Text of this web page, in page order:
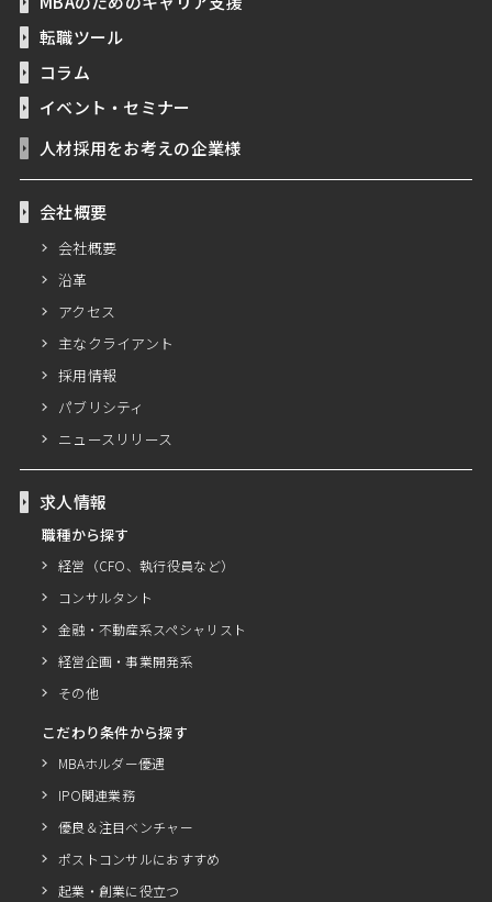
転職ツール
コラム
イベント・セミナー
人材採用をお考えの企業様
会社概要
会社概要
沿革
アクセス
主なクライアント
採用情報
パブリシティ
ニュースリリース
求人情報
職種から探す
経営（CFO、執行役員など）
コンサルタント
金融・不動産系スペシャリスト
経営企画・事業開発系
その他
こだわり条件から探す
MBAホルダー優遇
IPO関連業務
優良＆注目ベンチャー
ポストコンサルにおすすめ
起業・創業に役立つ